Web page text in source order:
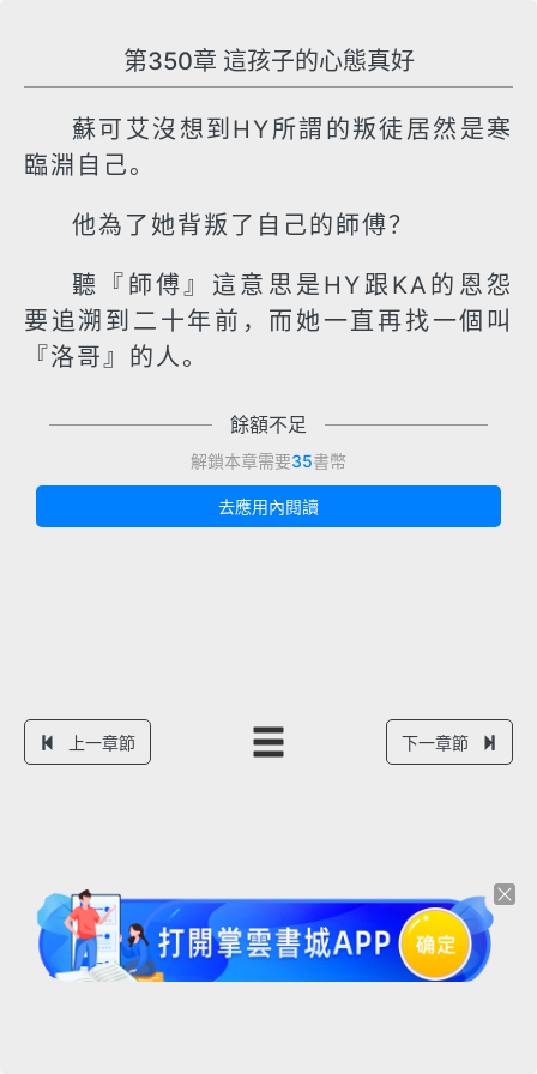
第350章 這孩子的心態真好
蘇可艾沒想到HY所謂的叛徒居然是寒
臨淵自己。
他為了她背叛了自己的師傅？
聽『師傅』這意思是HY跟KA的恩怨
要追溯到二十年前，而她一直再找一個叫
『洛哥』的人。
餘額不足
解鎖本章需要35書幣
去應用內閱讀
上一章節 下一章節